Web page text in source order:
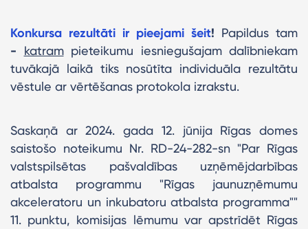
Konkursa rezultāti ir pieejami šeit! Papildus tam
- katrampieteikumu iesniegušajam dalībniekam
tuvākajā laikā tiks nosūtīta individuāla rezultātu
vēstule ar vērtēšanas protokola izrakstu.
Saskaņā ar 2024. gada 12. jūnija Rīgas domes
saistošo noteikumu Nr. RD-24-282-sn "Par Rīgas
valstspilsētas pašvaldības uzņēmējdarbības
atbalsta programmu "Rīgas jaunuzņēmumu
akceleratoru un inkubatoru atbalsta programma""
11. punktu, komisijas lēmumu var apstrīdēt Rīgas